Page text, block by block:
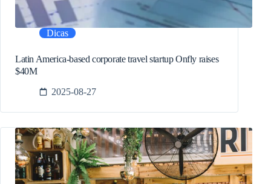
Dicas
Latin America-based corporate travel startup Onfly raises
$40M
2025-08-27